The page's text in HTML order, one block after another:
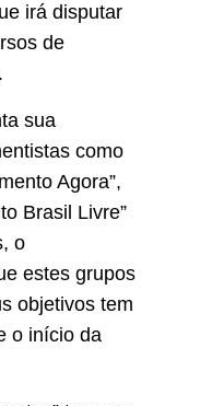
irá disputar
de
sua
como
Agora”,
Brasil Livre”
o
estes grupos
objetivos tem
o início da